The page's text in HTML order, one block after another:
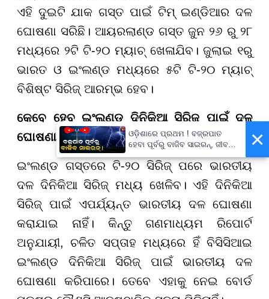
ଏହି ଦୁଇଟି ଯାକ ଗସ୍ତ ପାଇଁ ଟିମ୍ ଇଣ୍ଡିଆର ଦଳ
ଘୋଷଣା ସରିଛି। ଆୟରଲାଣ୍ଡ ଗସ୍ତ ଜୁନ ୨୬ ରୁ ୨୮
ମଧ୍ୟରେ ୨ଟି ଟି-୨୦ ମ୍ୟାଚ୍ ଖେଳାଯିବ। ଜୁଲାଇ ୧ରୁ
ଭାରତ ଓ ଇଂଲଣ୍ଡ ମଧ୍ୟରେ ୫ଟି ଟି-୨୦ ମ୍ୟାଚ୍
ବିଶିଷ୍ଟ ସିରିଜ୍ ଆରମ୍ଭ ହେବ।
କେବେ ହେବ ଇଂଲଣ୍ଡ ଦିନିକିଆ ସିରିଜ୍ ପାଇଁ ଦଳ
ଘୋଷଣା ?
ଇଂଲଣ୍ଡ ଗସ୍ତରେ ଟି-୨୦ ସିରିଜ୍ ପରେ ଭାରତୀୟ
ଦଳ ଦିନିକିଆ ସିରିଜ୍ ମଧ୍ୟ ଖେଳିବ। ଏହି ଦିନିକିଆ
ସିରିଜ୍ ପାଇଁ ଏପର୍ଯ୍ୟନ୍ତ ଭାରତୀୟ ଦଳ ଘୋଷଣା
କରାଯାଇ ନାହିଁ। କିନ୍ତୁ ଗଣମାଧ୍ୟମ ରିପୋର୍ଟ
ଅନୁଯାୟୀ, ଚଳିତ ସପ୍ତାହ ମଧ୍ୟରେ ହିଁ ବିସିସିଆଇ
ଇଂଲଣ୍ଡ ଦିନିକିଆ ସିରିଜ୍ ପାଇଁ ଭାରତୀୟ ଦଳ
ଘୋଷଣା କରିପାରେ। ତେବେ ଏହାକୁ ନେଇ ବୋର୍ଡ
×
ଓଡ଼ିଶାରେ ପ୍ରଥମ ! ବଜ୍ରପାତ
ହେବା ପୂର୍ବରୁ ବାଜିବ ସାଇରନ୍, ଜୀବନ
ବଞ୍ଚାଇବା ପାଇଁ ରାଜ୍ୟ ସରକାଙ୍କ
ବଡ଼ ପଦକ୍ଷେପ